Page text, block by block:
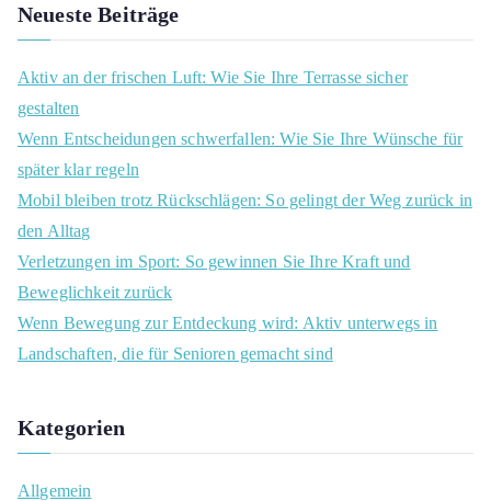
Neueste Beiträge
Aktiv an der frischen Luft: Wie Sie Ihre Terrasse sicher
gestalten
Wenn Entscheidungen schwerfallen: Wie Sie Ihre Wünsche für
später klar regeln
Mobil bleiben trotz Rückschlägen: So gelingt der Weg zurück in
den Alltag
Verletzungen im Sport: So gewinnen Sie Ihre Kraft und
Beweglichkeit zurück
Wenn Bewegung zur Entdeckung wird: Aktiv unterwegs in
Landschaften, die für Senioren gemacht sind
Kategorien
Allgemein